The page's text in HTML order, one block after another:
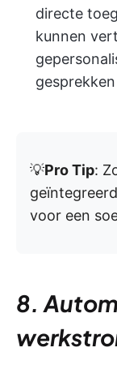
directe
kunnen
💡Pro Tip:
voor een
8.